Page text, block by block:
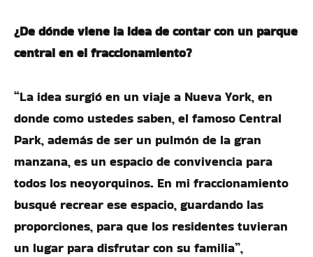
¿De dónde viene la idea de contar con un parque
central en el fraccionamiento?
“La idea surgió en un viaje a Nueva York, en
donde como ustedes saben, el famoso Central
Park, además de ser un pulmón de la gran
manzana, es un espacio de convivencia para
todos los neoyorquinos. En mi fraccionamiento
busqué recrear ese espacio, guardando las
proporciones, para que los residentes tuvieran
un lugar para disfrutar con su familia”,